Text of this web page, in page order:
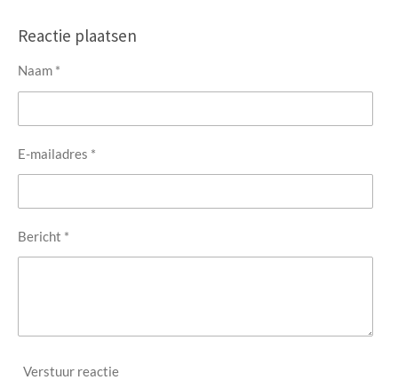
e
n
l
r
e
e
n
Reactie plaatsen
Naam *
E-mailadres *
Bericht *
Verstuur reactie